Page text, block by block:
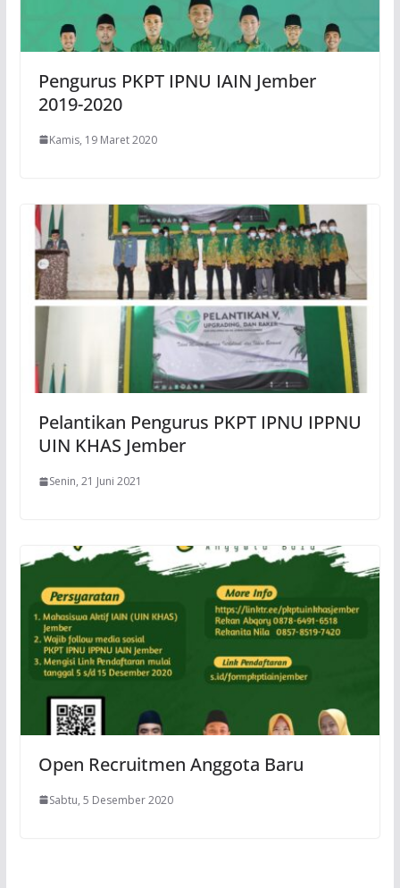
Pengurus PKPT IPNU IAIN Jember
2019-2020
Kamis, 19 Maret 2020
Pelantikan Pengurus PKPT IPNU IPPNU
UIN KHAS Jember
Senin, 21 Juni 2021
Open Recruitmen Anggota Baru
Sabtu, 5 Desember 2020